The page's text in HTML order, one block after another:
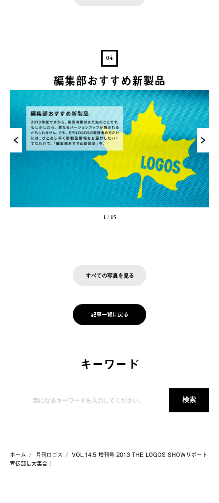
04
編集部おすすめ新製品
1/ 15
すべての写真を見る
記事一覧に戻る
キーワード
ホーム 月刊ロゴス
VOL.14.5 増刊号 2013 THE LOGOS SHOWリポート
宣伝部長大集合！